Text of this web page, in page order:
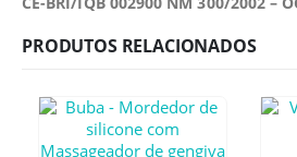
PRODUTOS RELACIONADOS